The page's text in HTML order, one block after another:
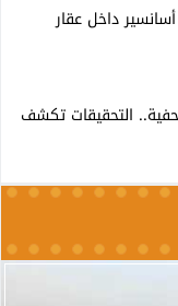
داخل عقار
التحقيقات تكشف